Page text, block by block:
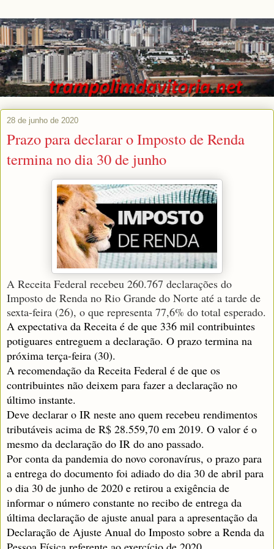
28 de junho de 2020
Prazo para declarar o Imposto de Renda
termina no dia 30 de junho
A Receita Federal recebeu 260.767 declarações do
Imposto de Renda no Rio Grande do Norte até a tarde de
sexta-feira (26), o que representa 77,6% do total esperado.
A expectativa da Receita é de que 336 mil contribuintes
potiguares entreguem a declaração. O prazo termina na
próxima terça-feira (30).
A recomendação da Receita Federal é de que os
contribuintes não deixem para fazer a declaração no
último instante.
Deve declarar o IR neste ano quem recebeu rendimentos
tributáveis acima de R$ 28.559,70 em 2019. O valor é o
mesmo da declaração do IR do ano passado.
Por conta da pandemia do novo coronavírus, o prazo para
a entrega do documento foi adiado do dia 30 de abril para
o dia 30 de junho de 2020 e retirou a exigência de
informar o número constante no recibo de entrega da
última declaração de ajuste anual para a apresentação da
Declaração de Ajuste Anual do Imposto sobre a Renda da